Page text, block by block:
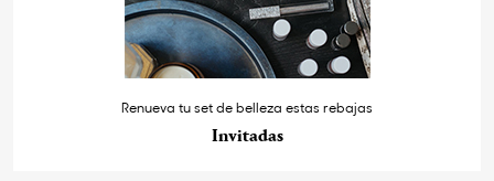
Renueva tu set de belleza estas rebajas
Invitadas